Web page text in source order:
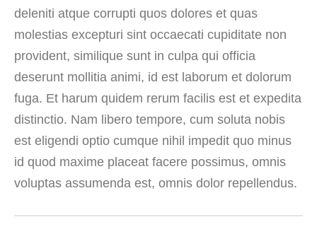
deleniti atque corrupti quos dolores et quas
molestias excepturi sint occaecati cupiditate non
provident, similique sunt in culpa qui officia
deserunt mollitia animi, id est laborum et dolorum
fuga. Et harum quidem rerum facilis est et expedita
distinctio. Nam libero tempore, cum soluta nobis
est eligendi optio cumque nihil impedit quo minus
id quod maxime placeat facere possimus, omnis
voluptas assumenda est, omnis dolor repellendus.